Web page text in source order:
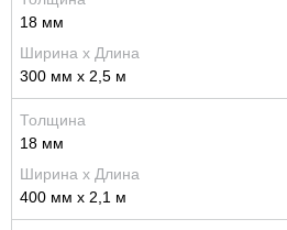
18 мм
Ширина x Длина
300 мм x 2,5 м
Толщина
18 мм
Ширина x Длина
400 мм x 2,1 м